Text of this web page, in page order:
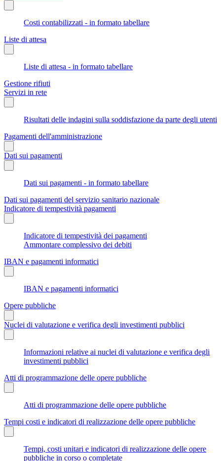
Costi contabilizzati - in formato tabellare
Liste di attesa
Liste di attesa - in formato tabellare
Gestione rifiuti
Servizi in rete
Risultati delle indagini sulla soddisfazione da parte degli utenti
Pagamenti dell'amministrazione
Dati sui pagamenti
Dati sui pagamenti - in formato tabellare
Dati sui pagamenti del servizio sanitario nazionale
Indicatore di tempestività pagamenti
Indicatore di tempestività dei pagamenti
Ammontare complessivo dei debiti
IBAN e pagamenti informatici
IBAN e pagamenti informatici
Opere pubbliche
Nuclei di valutazione e verifica degli investimenti pubblici
Informazioni relative ai nuclei di valutazione e verifica degli
investimenti pubblici
Atti di programmazione delle opere pubbliche
Atti di programmazione delle opere pubbliche
Tempi costi e indicatori di realizzazione delle opere pubbliche
Tempi, costi unitari e indicatori di realizzazione delle opere
pubbliche in corso o completate